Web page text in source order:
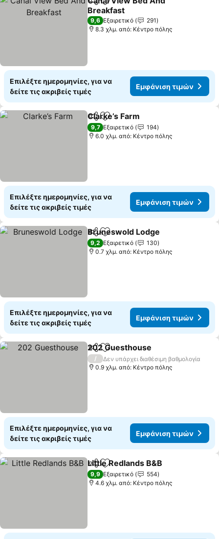
Κοινοποίηση
Προσθήκη στα αγαπημένα
Breakfast
9,6 Εξαιρετικό
291
8.3 χλμ. από: Κέντρο πόλης
Επιλέξτε ημερομηνίες, για να
δείτε τις ακριβείς τιμές
Εμφάνιση τιμών
Κοινοποίηση
Προσθήκη στα αγαπημένα
Clarke’s Farm
9,7 Εξαιρετικό
194
6.0 χλμ. από: Κέντρο πόλης
Επιλέξτε ημερομηνίες, για να
δείτε τις ακριβείς τιμές
Εμφάνιση τιμών
Κοινοποίηση
Προσθήκη στα αγαπημένα
Bruneswold Lodge
9,2 Εξαιρετικό
130
0.7 χλμ. από: Κέντρο πόλης
Επιλέξτε ημερομηνίες, για να
δείτε τις ακριβείς τιμές
Εμφάνιση τιμών
Κοινοποίηση
Προσθήκη στα αγαπημένα
202 Guesthouse
/
Δεν υπάρχει διαθέσιμη βαθμολογία
0.9 χλμ. από: Κέντρο πόλης
Επιλέξτε ημερομηνίες, για να
δείτε τις ακριβείς τιμές
Εμφάνιση τιμών
Κοινοποίηση
Προσθήκη στα αγαπημένα
Little Redlands B&B
9,9 Εξαιρετικό
554
4.6 χλμ. από: Κέντρο πόλης